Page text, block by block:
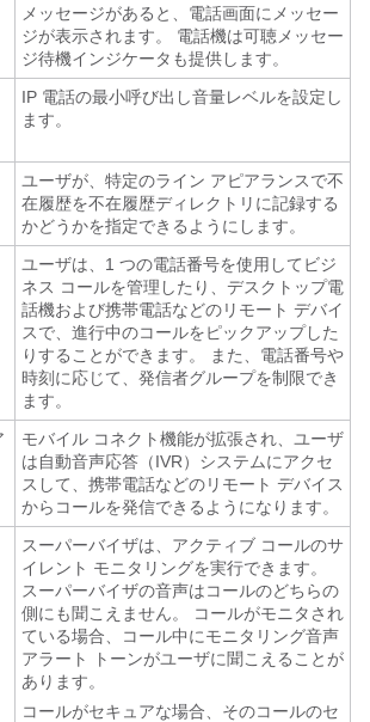
メッセージがあると、電話画面にメッセー
ジが表示されます。 電話機は可聴メッセー
ジ待機インジケータも提供します。
IP 電話の最小呼び出し音量レベルを設定し
ます。
ユーザが、特定のライン アピアランスで不
在履歴を不在履歴ディレクトリに記録する
かどうかを指定できるようにします。
ユーザは、1 つの電話番号を使用してビジ
ネス コールを管理したり、デスクトップ電
話機および携帯電話などのリモート デバイ
スで、進行中のコールをピックアップした
りすることができます。 また、電話番号や
時刻に応じて、発信者グループを制限でき
ます。
モバイル コネクト機能が拡張され、ユーザ
は自動音声応答（IVR）システムにアクセ
スして、携帯電話などのリモート デバイス
からコールを発信できるようになります。
スーパーバイザは、アクティブ コールのサ
イレント モニタリングを実行できます。
スーパーバイザの音声はコールのどちらの
側にも聞こえません。 コールがモニタされ
ている場合、コール中にモニタリング音声
アラート トーンがユーザに聞こえることが
あります。
コールがセキュアな場合、そのコールのセ